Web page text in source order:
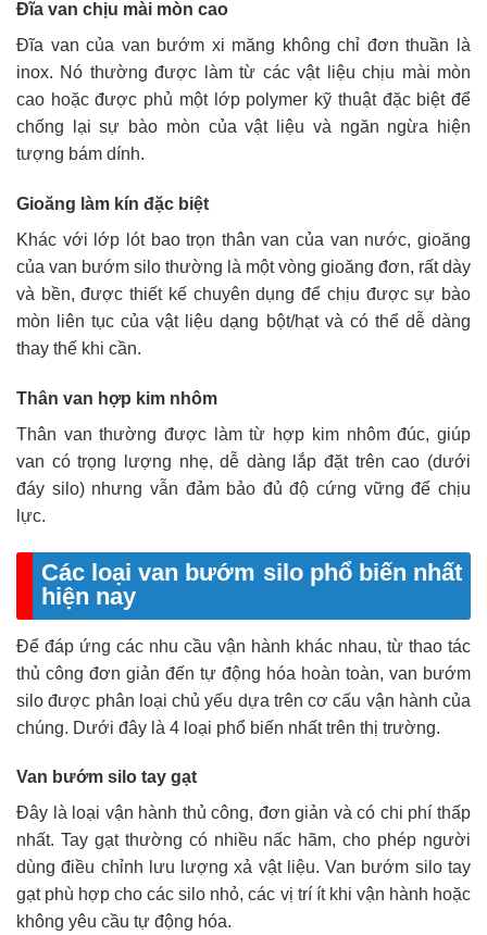
Đĩa van chịu mài mòn cao
Đĩa van của van bướm xi măng không chỉ đơn thuần là
inox. Nó thường được làm từ các vật liệu chịu mài mòn
cao hoặc được phủ một lớp polymer kỹ thuật đặc biệt để
chống lại sự bào mòn của vật liệu và ngăn ngừa hiện
tượng bám dính.
Gioăng làm kín đặc biệt
Khác với lớp lót bao trọn thân van của van nước, gioăng
của van bướm silo thường là một vòng gioăng đơn, rất dày
và bền, được thiết kế chuyên dụng để chịu được sự bào
mòn liên tục của vật liệu dạng bột/hạt và có thể dễ dàng
thay thế khi cần.
Thân van hợp kim nhôm
Thân van thường được làm từ hợp kim nhôm đúc, giúp
van có trọng lượng nhẹ, dễ dàng lắp đặt trên cao (dưới
đáy silo) nhưng vẫn đảm bảo đủ độ cứng vững để chịu
lực.
Các loại van bướm silo phổ biến nhất
hiện nay
Để đáp ứng các nhu cầu vận hành khác nhau, từ thao tác
thủ công đơn giản đến tự động hóa hoàn toàn, van bướm
silo được phân loại chủ yếu dựa trên cơ cấu vận hành của
chúng. Dưới đây là 4 loại phổ biến nhất trên thị trường.
Van bướm silo tay gạt
Đây là loại vận hành thủ công, đơn giản và có chi phí thấp
nhất. Tay gạt thường có nhiều nấc hãm, cho phép người
dùng điều chỉnh lưu lượng xả vật liệu. Van bướm silo tay
gạt phù hợp cho các silo nhỏ, các vị trí ít khi vận hành hoặc
không yêu cầu tự động hóa.